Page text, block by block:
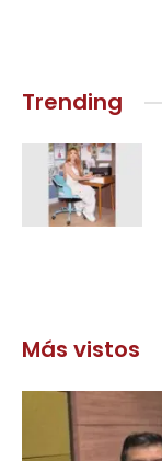
Trending
Más vistos